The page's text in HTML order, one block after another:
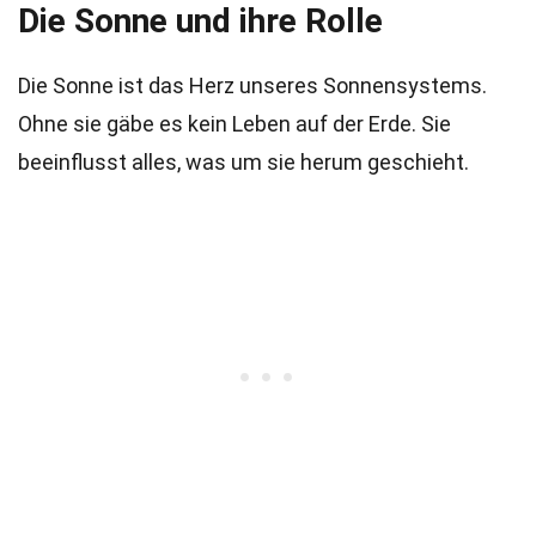
Die Sonne und ihre Rolle
Die Sonne ist das Herz unseres Sonnensystems.
Ohne sie gäbe es kein Leben auf der Erde. Sie
beeinflusst alles, was um sie herum geschieht.